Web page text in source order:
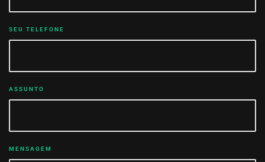
SEU TELEFONE
ASSUNTO
MENSAGEM